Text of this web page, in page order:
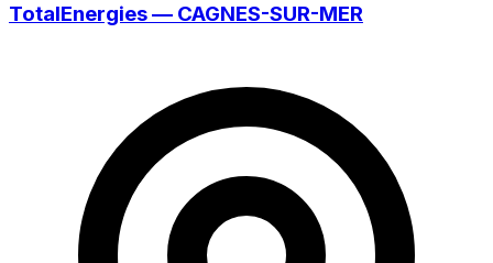
TotalEnergies — CAGNES-SUR-MER